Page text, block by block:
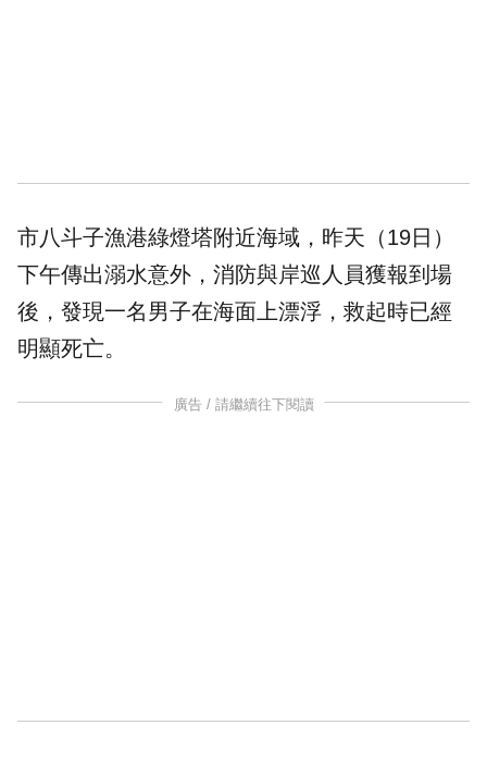
市八斗子漁港綠燈塔附近海域，昨天（19日）
下午傳出溺水意外，消防與岸巡人員獲報到場
後，發現一名男子在海面上漂浮，救起時已經
明顯死亡。
廣告 / 請繼續往下閱讀